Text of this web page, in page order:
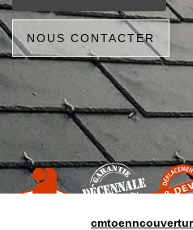
NOUS CONTACTER